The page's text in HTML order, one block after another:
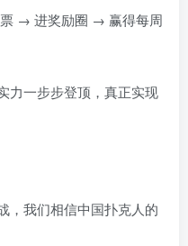
→ 进奖励圈 → 赢得每周
力一步步登顶，真正实现
，我们相信中国扑克人的